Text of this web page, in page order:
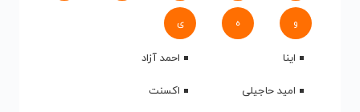
و ه ی
اینا
احمد آزاد
امید حاجیلی
اکسنت